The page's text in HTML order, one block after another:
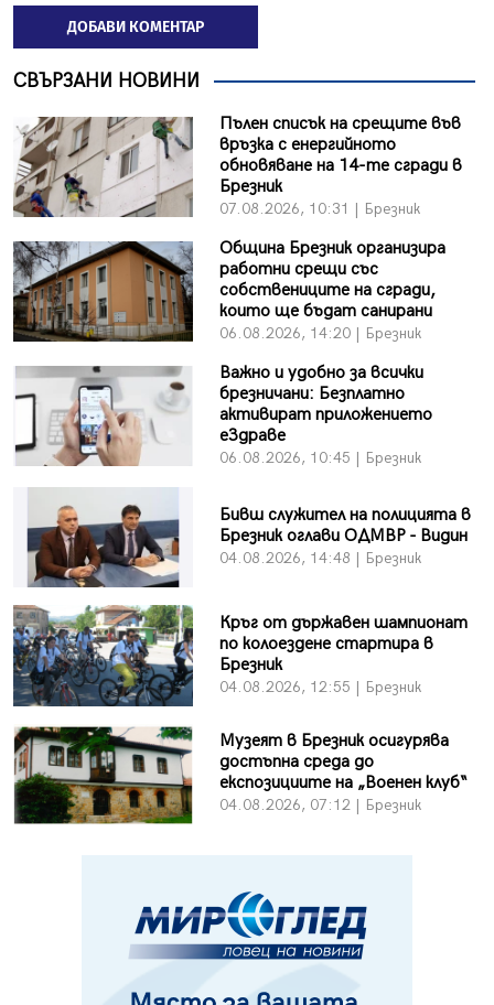
ДОБАВИ КОМЕНТАР
СВЪРЗАНИ НОВИНИ
Пълен списък на срещите във
връзка с енергийното
обновяване на 14-те сгради в
Брезник
07.08.2026, 10:31 | Брезник
Община Брезник организира
работни срещи със
собствениците на сгради,
които ще бъдат санирани
06.08.2026, 14:20 | Брезник
Важно и удобно за всички
брезничани: Безплатно
активират приложението
еЗдраве
06.08.2026, 10:45 | Брезник
Бивш служител на полицията в
Брезник оглави ОДМВР - Видин
04.08.2026, 14:48 | Брезник
Кръг от държавен шампионат
по колоездене стартира в
Брезник
04.08.2026, 12:55 | Брезник
Музеят в Брезник осигурява
достъпна среда до
експозициите на „Военен клуб“
04.08.2026, 07:12 | Брезник